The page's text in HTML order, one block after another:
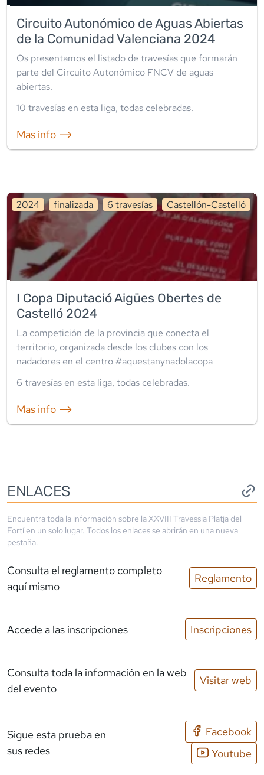
Circuito Autonómico de Aguas Abiertas
de la Comunidad Valenciana 2024
Os presentamos el listado de travesías que formarán
parte del Circuito Autonómico FNCV de aguas
abiertas.
10 travesías en esta liga, todas celebradas.
Mas info ⟶
2024 finalizada 6 travesías Castellón-Castelló
I Copa Diputació Aigües Obertes de
Castelló 2024
La competición de la provincia que conecta el
territorio, organizada desde los clubes con los
nadadores en el centro #aquestanynadolacopa
6 travesías en esta liga, todas celebradas.
Mas info ⟶
ENLACES
Encuentra toda la información sobre laXXVIII Travessia Platja del
Fortí en un solo lugar. Todos los enlaces se abrirán en una nueva
pestaña.
Consulta el reglamento completo
aquí mismo
Reglamento
Accede a las inscripciones Inscripciones
Consulta toda la información en la web
del evento
Visitar web
Sigue esta prueba en
sus redes
Facebook
Youtube